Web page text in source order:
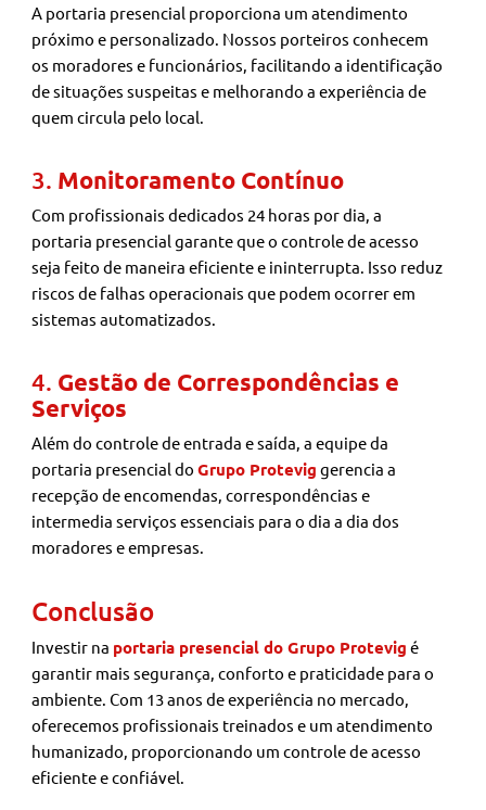
A portaria presencial proporciona um atendimento
próximo e personalizado. Nossos porteiros conhecem
os moradores e funcionários, facilitando a identificação
de situações suspeitas e melhorando a experiência de
quem circula pelo local.
3. Monitoramento Contínuo
Com profissionais dedicados 24 horas por dia, a
portaria presencial garante que o controle de acesso
seja feito de maneira eficiente e ininterrupta. Isso reduz
riscos de falhas operacionais que podem ocorrer em
sistemas automatizados.
4. Gestão de Correspondências e
Serviços
Além do controle de entrada e saída, a equipe da
portaria presencial doGrupo Protevig gerencia a
recepção de encomendas, correspondências e
intermedia serviços essenciais para o dia a dia dos
moradores e empresas.
Conclusão
Investir na portaria presencial do Grupo Protevig é
garantir mais segurança, conforto e praticidade para o
ambiente. Com 13 anos de experiência no mercado,
oferecemos profissionais treinados e um atendimento
humanizado, proporcionando um controle de acesso
eficiente e confiável.